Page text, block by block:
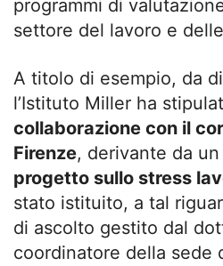
programmi di
settore del lavoro e
A titolo di esempio, da
l’Istituto Miller ha
collaborazione con il
Firenze, derivante da
progetto sullo stress
stato istituito, a tal
di ascolto gestito dal
coordinatore della sede